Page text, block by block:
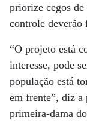
priorize cegos
controle
“O projeto está
interesse, pode
população está
em frente”, diz a
primeira-dama